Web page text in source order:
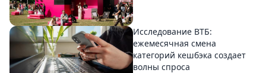
Исследование ВТБ:
ежемесячная смена
категорий кешбэка создает
волны спроса